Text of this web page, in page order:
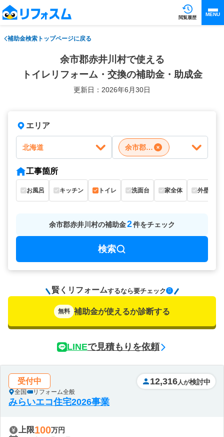
閲覧履歴
MENU
補助金検索トップページに戻る
余市郡赤井川村で使える
トイレリフォーム・交換の補助金・助成金
更新日：2026年6月30日
エリア
北海道 余市郡赤井川村
工事箇所
お風呂 キッチン トイレ 洗面台 家全体 外壁
余市郡赤井川村の補助金2件をチェック
検索
賢くリフォームするなら要チェック
無料 補助金が使えるか診断する
LINEで見積もりを依頼
受付中
全国 リフォーム全般
12,316 人が検討中
みらいエコ住宅2026事業
上限100万円